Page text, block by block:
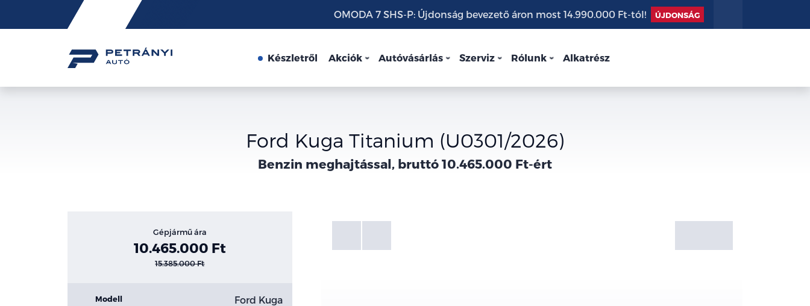
Friss
hírek
OMODA 7 SHS-P: Újdonság bevezető áron most 14.990.000 Ft-tól! ÚJDONSÁG
Készletről Akciók Autóvásárlás Szerviz Rólunk Alkatrész
Ford Kuga Titanium (U0301/2026)
Benzin meghajtással, bruttó 10.465.000 Ft-ért
Gépjármű ára
10.465.000 Ft
15.385.000 Ft
Modell Ford Kuga
Galéria